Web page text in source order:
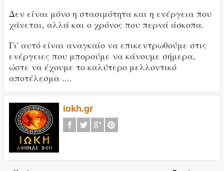
Δεν είναι μόνο η στασιμότητα και η ενέργεια που
χάνεται, αλλά και ο χρόνος που περνά άσκοπα.
Γι' αυτό είναι αναγκαίο να επικεντρωθούμε στις
ενέργειες που μπορούμε να κάνουμε σήμερα,
ώστε να έχουμε το καλύτερο μελλοντικό
αποτέλεσμα ....
iokh.gr